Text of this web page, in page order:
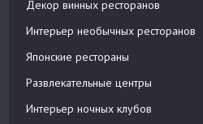
Декор винных ресторанов
Интерьер необычных ресторанов
Японские рестораны
Развлекательные центры
Интерьер ночных клубов